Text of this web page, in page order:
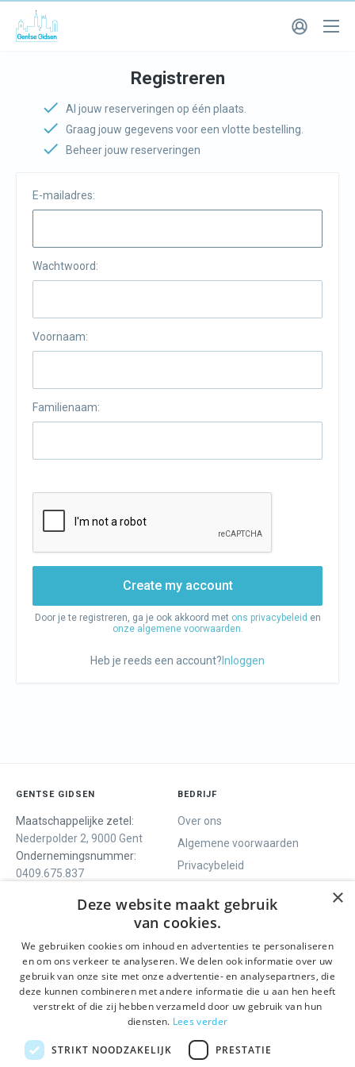
Registreren
Al jouw reserveringen op één plaats.
Graag jouw gegevens voor een vlotte bestelling.
Beheer jouw reserveringen
E-mailadres:
Wachtwoord:
Voornaam:
Familienaam:
Create my account
Door je te registreren, ga je ook akkoord met ons privacybeleid en
onze algemene voorwaarden.
Heb je reeds een account? Inloggen
GENTSE GIDSEN
Maatschappelijke zetel:
Nederpolder 2, 9000 Gent
Ondernemingsnummer:
0409.675.837
BEDRIJF
Over ons
Algemene voorwaarden
Privacybeleid
ONS AANBOD
Rondleidingen
Dagprogramma
Activiteiten
SOCIALS
Facebook
Instagram
LinkedIn
×
Deze website maakt gebruik
van cookies.
We gebruiken cookies om inhoud en advertenties te personaliseren
en om ons verkeer te analyseren. We delen ook informatie over uw
gebruik van onze site met onze advertentie- en analysepartners, die
deze kunnen combineren met andere informatie die u aan hen heeft
verstrekt of die zij hebben verzameld door uw gebruik van hun
diensten. Lees verder
STRIKT NOODZAKELIJK PRESTATIE